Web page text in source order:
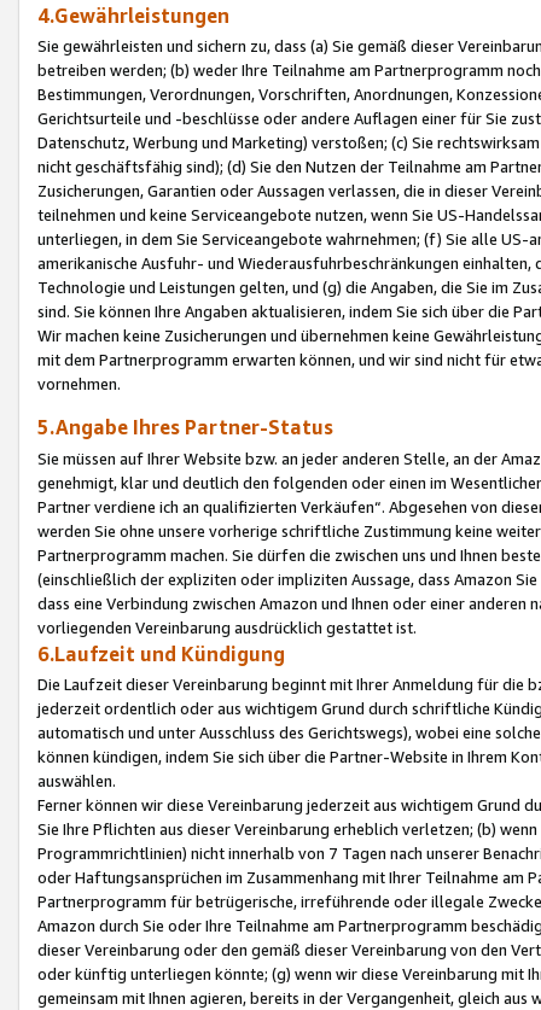
4.Gewährleistungen
Sie gewährleisten und sichern zu, dass (a) Sie gemäß dieser
betreiben werden; (b) weder Ihre Teilnahme am Partnerprogramm
Bestimmungen, Verordnungen, Vorschriften, Anordnungen,
Gerichtsurteile und -beschlüsse oder andere Auflagen einer für Sie
Datenschutz, Werbung und Marketing) verstoßen; (c) Sie
nicht geschäftsfähig sind); (d) Sie den Nutzen der Teilnahme am
Zusicherungen, Garantien oder Aussagen verlassen, die in dieser
teilnehmen und keine Serviceangebote nutzen, wenn Sie US-
unterliegen, in dem Sie Serviceangebote wahrnehmen; (f) Sie alle
amerikanische Ausfuhr- und Wiederausfuhrbeschränkungen
Technologie und Leistungen gelten, und (g) die Angaben, die Sie im
sind. Sie können Ihre Angaben aktualisieren, indem Sie sich über die
Wir machen keine Zusicherungen und übernehmen keine
mit dem Partnerprogramm erwarten können, und wir sind nicht für
vornehmen.
5.Angabe Ihres Partner-Status
Sie müssen auf Ihrer Website bzw. an jeder anderen Stelle, an der
genehmigt, klar und deutlich den folgenden oder einen im
Partner verdiene ich an qualifizierten Verkäufen“. Abgesehen von
werden Sie ohne unsere vorherige schriftliche Zustimmung keine
Partnerprogramm machen. Sie dürfen die zwischen uns und Ihnen
(einschließlich der expliziten oder impliziten Aussage, dass Amazon
dass eine Verbindung zwischen Amazon und Ihnen oder einer
vorliegenden Vereinbarung ausdrücklich gestattet ist.
6.Laufzeit und Kündigung
Die Laufzeit dieser Vereinbarung beginnt mit Ihrer Anmeldung für die
jederzeit ordentlich oder aus wichtigem Grund durch schriftliche
automatisch und unter Ausschluss des Gerichtswegs), wobei eine
können kündigen, indem Sie sich über die Partner-Website in Ihrem
auswählen.
Ferner können wir diese Vereinbarung jederzeit aus wichtigem Grund
Sie Ihre Pflichten aus dieser Vereinbarung erheblich verletzen; (b)
Programmrichtlinien) nicht innerhalb von 7 Tagen nach unserer
oder Haftungsansprüchen im Zusammenhang mit Ihrer Teilnahme am
Partnerprogramm für betrügerische, irreführende oder illegale
Amazon durch Sie oder Ihre Teilnahme am Partnerprogramm
dieser Vereinbarung oder den gemäß dieser Vereinbarung von den
oder künftig unterliegen könnte; (g) wenn wir diese Vereinbarung mit
gemeinsam mit Ihnen agieren, bereits in der Vergangenheit, gleich